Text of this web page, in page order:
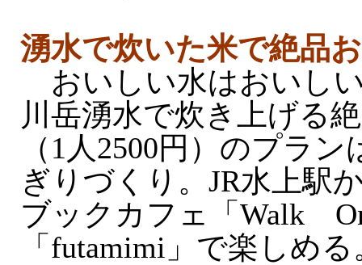
湧水で炊いた米で絶品
おいしい水はおいし
川岳湧水で炊き上げる
（1人2500円）のプラ
ぎりづくり。JR水上駅
ブックカフェ「Walk
「futamimi」で楽しめる